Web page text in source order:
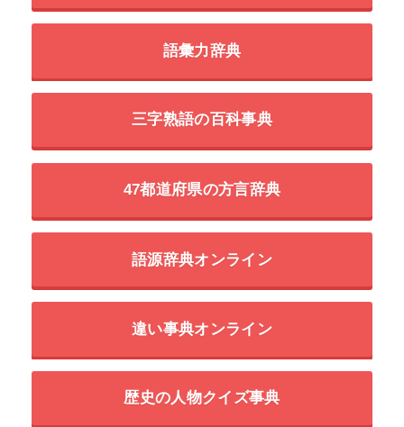
語彙力辞典
三字熟語の百科事典
47都道府県の方言辞典
語源辞典オンライン
違い事典オンライン
歴史の人物クイズ事典